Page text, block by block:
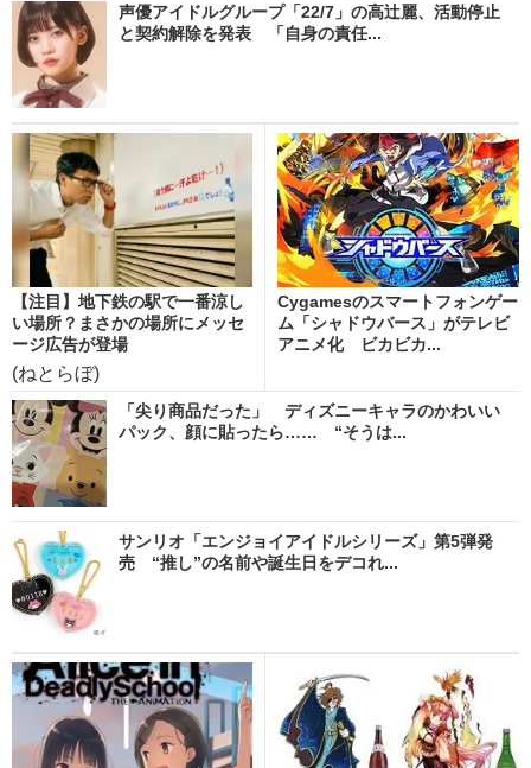
声優アイドルグループ「22/7」の高辻麗、活動停止
と契約解除を発表 「自身の責任...
【注目】地下鉄の駅で一番涼し
い場所？まさかの場所にメッセ
ージ広告が登場
(ねとらぼ)
Cygamesのスマートフォンゲー
ム「シャドウバース」がテレビ
アニメ化 ビカビカ...
「尖り商品だった」 ディズニーキャラのかわいい
パック、顔に貼ったら…… “そうは...
サンリオ「エンジョイアイドルシリーズ」第5弾発
売 “推し”の名前や誕生日をデコれ...